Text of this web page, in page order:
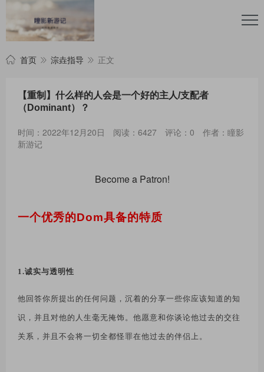
首页 淙垚指导 正文
【重制】什么样的人会是一个好的主人/支配者
（Dominant）？
时间：2022年12月20日 阅读：6427 评论：0
作者：瞳影
新游记
Become a Patron!
一个优秀的Dom具备的特质
1.诚实与透明性
他回答你所提出的任何问题，沉着的分享一些你应该知道的知
识，并且对他的人生毫无掩饰。他愿意和你谈论他过去的交往
关系，并且不会将一切全都怪罪在他过去的伴侣上。